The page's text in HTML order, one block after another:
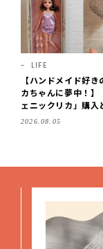
LIFE
【ハンドメイド好き
カちゃんに夢中！】
ェニックリカ」購入
ローゼットの手づく
2026.08.05